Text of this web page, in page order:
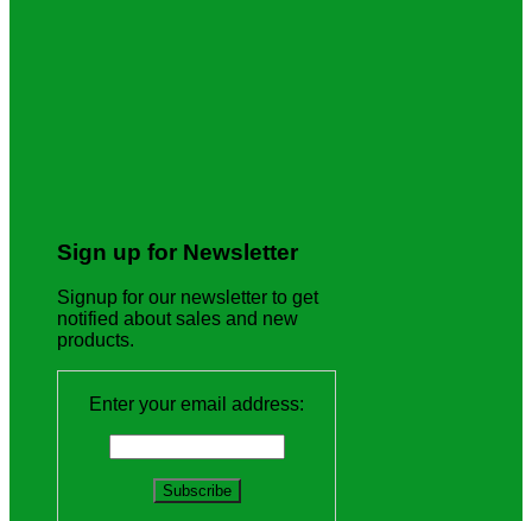
Sign up for Newsletter
Signup for our newsletter to get
notified about sales and new
products.
Enter your email address: